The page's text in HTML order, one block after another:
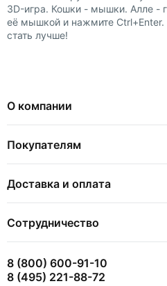
3D-игра. Кошки - мышки. Алле -
её мышкой и нажмите Ctrl+Enter.
стать лучше!
О компании
Покупателям
Доставка и оплата
Сотрудничество
8 (800) 600-91-10
8 (495) 221-88-72